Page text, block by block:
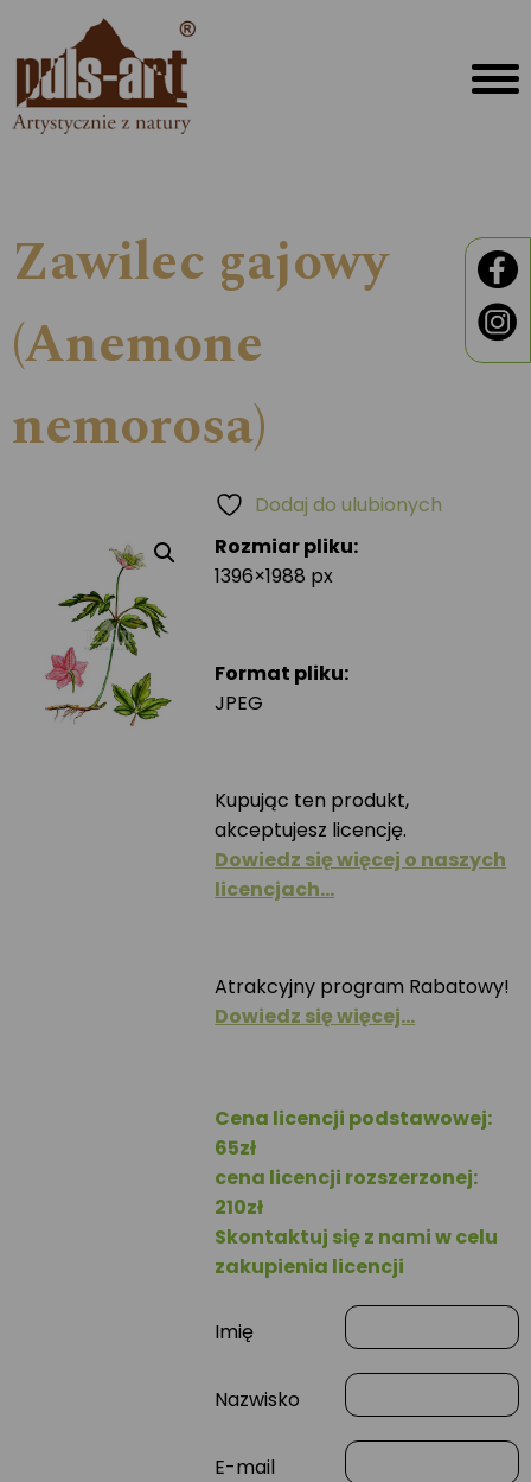
Zawilec gajowy
(Anemone
nemorosa)
Rozmiar pliku:
1396×1988 px
Format pliku:
JPEG
Kupując ten produkt,
akceptujesz licencję.
Dowiedz się więcej o naszych
licencjach…
Atrakcyjny program Rabatowy!
Dowiedz się więcej…
Cena licencji podstawowej:
65zł
cena licencji rozszerzonej:
210zł
Skontaktuj się z nami w celu
zakupienia licencji
Imię
Nazwisko
E-mail
Dodaj do ulubionych